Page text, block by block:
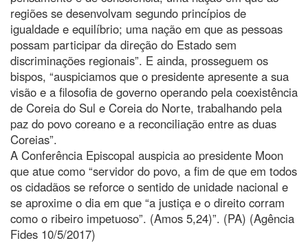
regiões se desenvolvam segundo princípios de
igualdade e equilíbrio; uma nação em que as pessoas
possam participar da direção do Estado sem
discriminações regionais”. E ainda, prosseguem os
bispos, “auspiciamos que o presidente apresente a sua
visão e a filosofia de governo operando pela coexistência
de Coreia do Sul e Coreia do Norte, trabalhando pela
paz do povo coreano e a reconciliação entre as duas
Coreias”.
A Conferência Episcopal auspicia ao presidente Moon
que atue como “servidor do povo, a fim de que em todos
os cidadãos se reforce o sentido de unidade nacional e
se aproxime o dia em que “a justiça e o direito corram
como o ribeiro impetuoso”. (Amos 5,24)”. (PA) (Agência
Fides 10/5/2017)